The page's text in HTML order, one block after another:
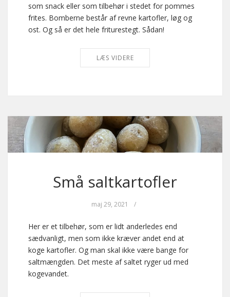
som snack eller som tilbehør i stedet for pommes
frites. Bomberne består af revne kartofler, løg og
ost. Og så er det hele friturestegt. Sådan!
LÆS VIDERE
Små saltkartofler
maj 29, 2021 /
Her er et tilbehør, som er lidt anderledes end
sædvanligt, men som ikke kræver andet end at
koge kartofler. Og man skal ikke være bange for
saltmængden. Det meste af saltet ryger ud med
kogevandet.